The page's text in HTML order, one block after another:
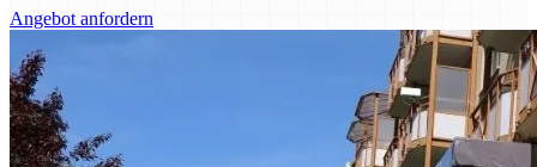
Angebot anfordern